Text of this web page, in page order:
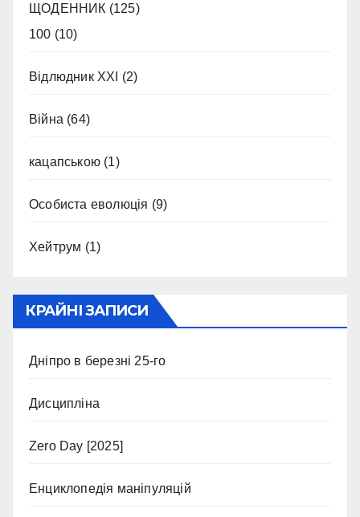
ЩОДЕННИК (125)
100 (10)
Відлюдник XXI (2)
Війна (64)
кацапською (1)
Особиста еволюція (9)
Хейтрум (1)
КРАЙНІ ЗАПИСИ
Дніпро в березні 25-го
Дисципліна
Zero Day [2025]
Енциклопедія маніпуляцій